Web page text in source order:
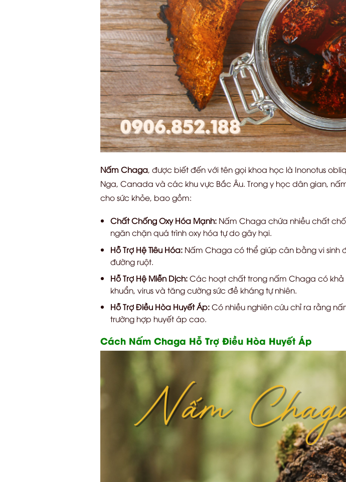
Nấm Chaga, được biết đến với tên gọi khoa học là Inonotus
Nga, Canada và các khu vực Bắc Âu. Trong y học dân gian,
cho sức khỏe, bao gồm:
Chất Chống Oxy Hóa Mạnh:Nấm Chaga chứa nhiều chất
ngăn chặn quá trình oxy hóa tự do gây hại.
Hỗ Trợ Hệ Tiêu Hóa:Nấm Chaga có thể giúp cân bằng vi sinh
đường ruột.
Hỗ Trợ Hệ Miễn Dịch:Các hoạt chất trong nấm Chaga có khả
khuẩn, virus và tăng cường sức đề kháng tự nhiên.
Hỗ Trợ Điều Hòa Huyết Áp:Có nhiều nghiên cứu chỉ ra rằng
trường hợp huyết áp cao.
Cách Nấm Chaga Hỗ Trợ Điều Hòa Huyết Áp